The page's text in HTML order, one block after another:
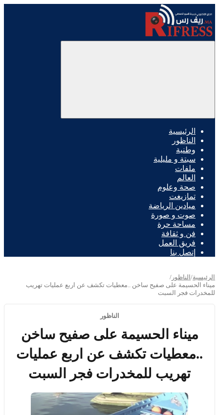
الرئيسية
الناظور
وطنية
سبتة و مليلية
ملفات
العالم
صحة وعلوم
تمازيغت
ميادين الرياضة
صوت و صورة
مساحة حرة
فن و ثقافة
فريق العمل
إتصل بنا
الرئيسية/ الناظور /
ميناء الحسيمة على صفيح ساخن ..معطيات تكشف عن اربع عمليات تهريب
للمخدرات فجر السبت
الناظور
ميناء الحسيمة على صفيح ساخن
..معطيات تكشف عن اربع عمليات
تهريب للمخدرات فجر السبت